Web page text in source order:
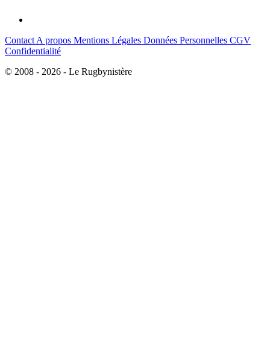
Contact A propos Mentions Légales Données Personnelles CGV
Confidentialité
© 2008 - 2026 - Le Rugbynistère